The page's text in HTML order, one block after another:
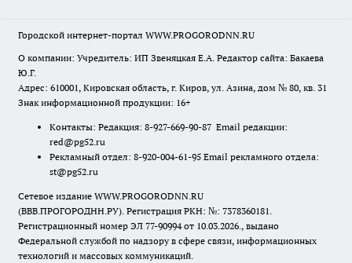
Городской интернет-портал WWW.PROGORODNN.RU
О компании: Учредитель: ИП Звеняцкая Е.А. Редактор сайта: Бакаева
Ю.Г.
Адрес: 610001, Кировская область, г. Киров, ул. Азина, дом № 80, кв. 31
Знак информационной продукции: 16+
Контакты: Редакция: 8-927-669-90-87 Email редакции:
red@pg52.ru
Рекламный отдел: 8-920-004-61-95 Email рекламного отдела:
st@pg52.ru
Сетевое издание WWW.PROGORODNN.RU
(ВВВ.ПРОГОРОДНН.РУ). Регистрация РКН: №: 7378360181.
Регистрационный номер ЭЛ 77-90994 от 10.03.2026., выдано
Федеральной службой по надзору в сфере связи, информационных
технологий и массовых коммуникаций.